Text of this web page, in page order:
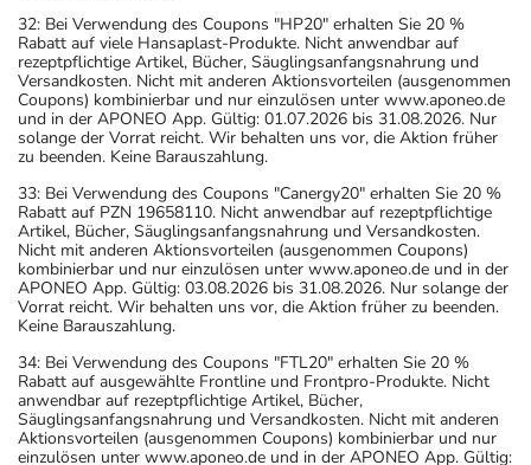
32: Bei Verwendung des Coupons "HP20" erhalten Sie 20 %
Rabatt auf viele Hansaplast-Produkte. Nicht anwendbar auf
rezeptpflichtige Artikel, Bücher, Säuglingsanfangsnahrung und
Versandkosten. Nicht mit anderen Aktionsvorteilen (ausgenommen
Coupons) kombinierbar und nur einzulösen unter www.aponeo.de
und in der APONEO App. Gültig: 01.07.2026 bis 31.08.2026. Nur
solange der Vorrat reicht. Wir behalten uns vor, die Aktion früher
zu beenden. Keine Barauszahlung.
33: Bei Verwendung des Coupons "Canergy20" erhalten Sie 20 %
Rabatt auf PZN 19658110. Nicht anwendbar auf rezeptpflichtige
Artikel, Bücher, Säuglingsanfangsnahrung und Versandkosten.
Nicht mit anderen Aktionsvorteilen (ausgenommen Coupons)
kombinierbar und nur einzulösen unter www.aponeo.de und in der
APONEO App. Gültig: 03.08.2026 bis 31.08.2026. Nur solange der
Vorrat reicht. Wir behalten uns vor, die Aktion früher zu beenden.
Keine Barauszahlung.
34: Bei Verwendung des Coupons "FTL20" erhalten Sie 20 %
Rabatt auf ausgewählte Frontline und Frontpro-Produkte. Nicht
anwendbar auf rezeptpflichtige Artikel, Bücher,
Säuglingsanfangsnahrung und Versandkosten. Nicht mit anderen
Aktionsvorteilen (ausgenommen Coupons) kombinierbar und nur
einzulösen unter www.aponeo.de und in der APONEO App. Gültig: